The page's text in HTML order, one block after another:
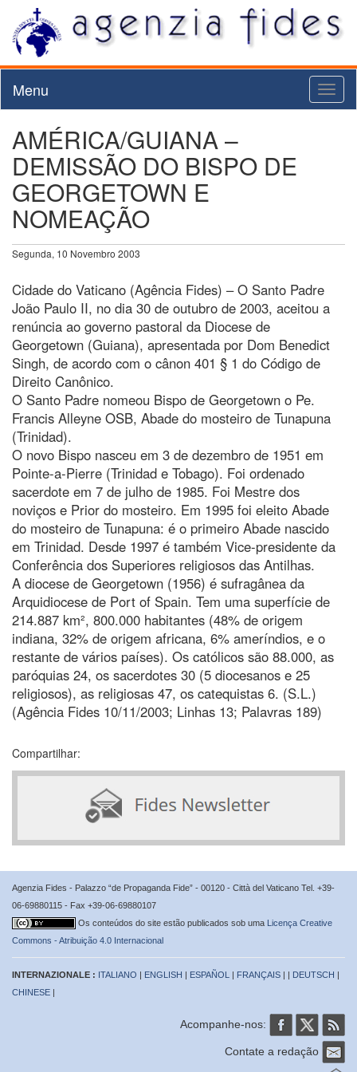
Menu
AMÉRICA/GUIANA –
DEMISSÃO DO BISPO DE
GEORGETOWN E
NOMEAÇÃO
Segunda, 10 Novembro 2003
Cidade do Vaticano (Agência Fides) – O Santo Padre
João Paulo II, no dia 30 de outubro de 2003, aceitou a
renúncia ao governo pastoral da Diocese de
Georgetown (Guiana), apresentada por Dom Benedict
Singh, de acordo com o cânon 401 § 1 do Código de
Direito Canônico.
O Santo Padre nomeou Bispo de Georgetown o Pe.
Francis Alleyne OSB, Abade do mosteiro de Tunapuna
(Trinidad).
O novo Bispo nasceu em 3 de dezembro de 1951 em
Pointe-a-Pierre (Trinidad e Tobago). Foi ordenado
sacerdote em 7 de julho de 1985. Foi Mestre dos
noviços e Prior do mosteiro. Em 1995 foi eleito Abade
do mosteiro de Tunapuna: é o primeiro Abade nascido
em Trinidad. Desde 1997 é também Vice-presidente da
Conferência dos Superiores religiosos das Antilhas.
A diocese de Georgetown (1956) é sufragânea da
Arquidiocese de Port of Spain. Tem uma superfície de
214.887 km², 800.000 habitantes (48% de origem
indiana, 32% de origem africana, 6% ameríndios, e o
restante de vários países). Os católicos são 88.000, as
paróquias 24, os sacerdotes 30 (5 diocesanos e 25
religiosos), as religiosas 47, os catequistas 6. (S.L.)
(Agência Fides 10/11/2003; Linhas 13; Palavras 189)
Compartilhar:
Agenzia Fides - Palazzo “de Propaganda Fide” - 00120 - Città del Vaticano Tel. +39-
06-69880115 - Fax +39-06-69880107
Os conteúdos do site estão publicados sob uma Licença Creative
Commons - Atribuição 4.0 Internacional
INTERNAZIONALE : ITALIANO | ENGLISH | ESPAÑOL | FRANÇAIS | | DEUTSCH |
CHINESE |
Acompanhe-nos:
Contate a redação